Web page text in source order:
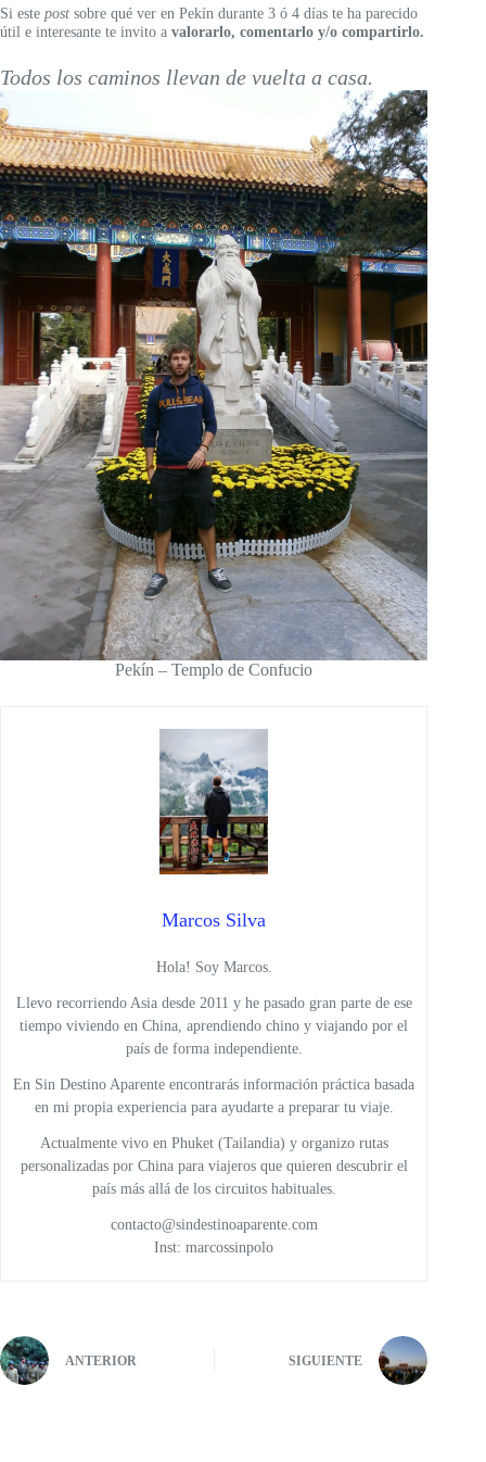
Si este post sobre qué ver en Pekín durante 3 ó 4 días te ha parecido
útil e interesante te invito a valorarlo, comentarlo y/o compartirlo.
Todos los caminos llevan de vuelta a casa.
Pekín – Templo de Confucio
Marcos Silva
Hola! Soy Marcos.
Llevo recorriendo Asia desde 2011 y he pasado gran parte de ese
tiempo viviendo en China, aprendiendo chino y viajando por el
país de forma independiente.
En Sin Destino Aparente encontrarás información práctica basada
en mi propia experiencia para ayudarte a preparar tu viaje.
Actualmente vivo en Phuket (Tailandia) y organizo rutas
personalizadas por China para viajeros que quieren descubrir el
país más allá de los circuitos habituales.
contacto@sindestinoaparente.com
Inst: marcossinpolo
ANTERIOR SIGUIENTE